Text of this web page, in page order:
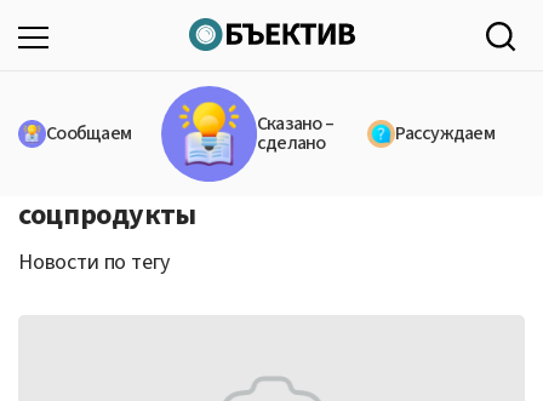
Сообщаем Сказано –
сделано Рассуждаем
соцпродукты
Новости по тегу